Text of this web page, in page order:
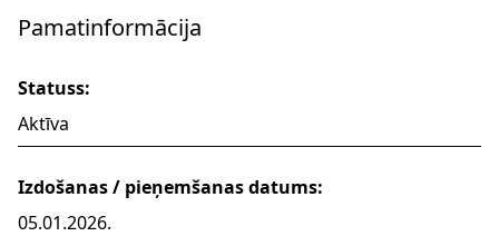
Pamatinformācija
Statuss:
Aktīva
Izdošanas / pieņemšanas datums:
05.01.2026.